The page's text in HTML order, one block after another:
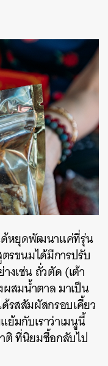
ด้หยุดพัฒนาแค่ที่รุ่น
รขนมได้มีการปรับ
งเช่น ถั่วตัด (เต้า
สมน้ำตาล มาเป็น
รสสัมผัสกรอบเคี้ยว
มกับเราว่าเมนูนี้
ติ ที่นิยมซื้อกลับไป